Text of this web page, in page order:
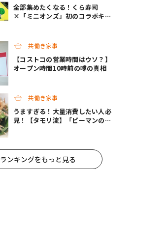
全部集めたくなる！くら寿司
×「ミニオンズ」初のコラボキャ
共働き家事
【コストコの営業時間はウソ？】
オープン時間10時前の噂の真相
共働き家事
うますぎる！大量消費したい人必
見！【タモリ流】「ピーマンの焼
ランキングをもっと見る